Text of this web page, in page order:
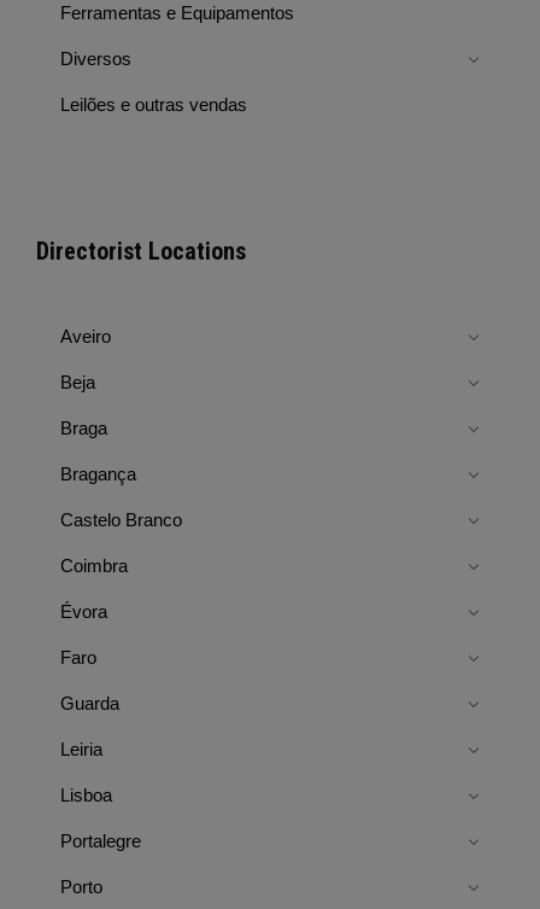
Ferramentas e Equipamentos
Diversos
Leilões e outras vendas
Directorist Locations
Aveiro
Beja
Braga
Bragança
Castelo Branco
Coimbra
Évora
Faro
Guarda
Leiria
Lisboa
Portalegre
Porto